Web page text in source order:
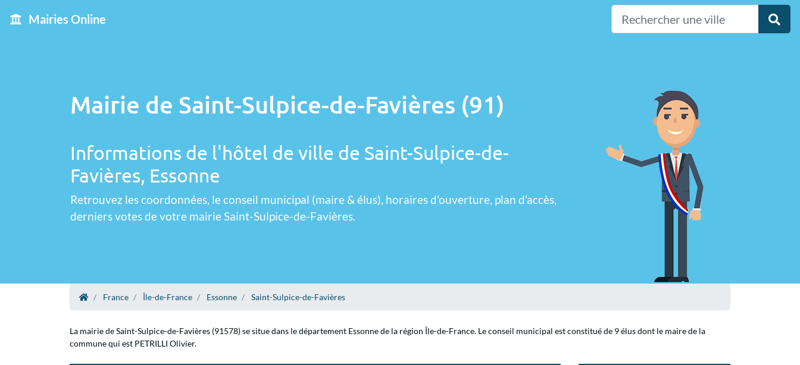
Mairies Online
Mairie de Saint-Sulpice-de-Favières (91)
Informations de l'hôtel de ville de Saint-Sulpice-de-
Favières, Essonne
Retrouvez les coordonnées, le conseil municipal (maire & élus), horaires d'ouverture, plan d'accès,
derniers votes de votre mairie Saint-Sulpice-de-Favières.
France Île-de-France Essonne Saint-Sulpice-de-Favières
La mairie de Saint-Sulpice-de-Favières (91578) se situe dans le département Essonne de la région Île-de-France. Le conseil municipal est constitué de 9 élus dont le maire de la
commune qui est PETRILLI Olivier.